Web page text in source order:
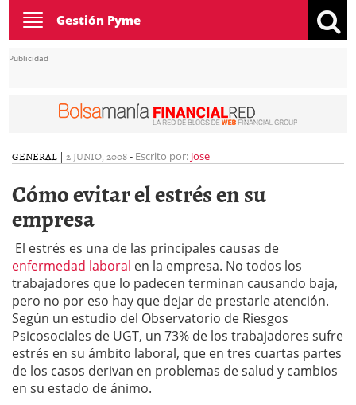
Toggle
navigation
Gestión Pyme
Publicidad
GENERAL | 2 JUNIO, 2008- Escrito por: Jose
Cómo evitar el estrés en su
empresa
El estrés es una de las principales causas de
enfermedad laboral en la empresa. No todos los
trabajadores que lo padecen terminan causando baja,
pero no por eso hay que dejar de prestarle atención.
Según un estudio del Observatorio de Riesgos
Psicosociales de UGT, un 73% de los trabajadores sufre
estrés en su ámbito laboral, que en tres cuartas partes
de los casos derivan en problemas de salud y cambios
en su estado de ánimo.